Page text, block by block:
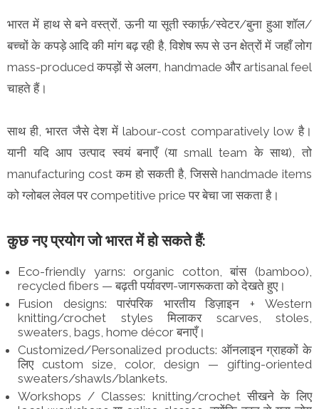
भारत में हाथ से बने वस्त्रों, ऊनी या सूती स्कार्फ़/स्वेटर/बुना हुआ शॉल/
बच्चों के कपड़े आदि की मांग बढ़ रही है, विशेष रूप से उन क्षेत्रों में जहाँ लोग
mass-produced कपड़ों से अलग, handmade और artisanal feel
चाहते हैं।
साथ ही, भारत जैसे देश में labour-cost comparatively low है।
यानी यदि आप उत्पाद स्वयं बनाएँ (या small team के साथ), तो
manufacturing cost कम हो सकती है, जिससे handmade items
को ग्लोबल लेवल पर competitive price पर बेचा जा सकता है।
कुछ नए प्रयोग जो भारत में हो सकते हैं:
Eco-friendly yarns: organic cotton, बांस (bamboo),
recycled fibers — बढ़ती पर्यावरण-जागरूकता को देखते हुए।
Fusion designs: पारंपरिक भारतीय डिज़ाइन + Western
knitting/crochet styles मिलाकर scarves, stoles,
sweaters, bags, home décor बनाएँ।
Customized/Personalized products: ऑनलाइन ग्राहकों के
लिए custom size, color, design — gifting-oriented
sweaters/shawls/blankets.
Workshops / Classes: knitting/crochet सीखने के लिए